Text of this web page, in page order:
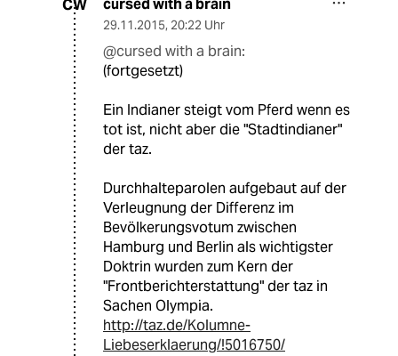
CW cursed with a brain
29.11.2015, 20:22 Uhr
@cursed with a brain:
(fortgesetzt)
Ein Indianer steigt vom Pferd wenn es
tot ist, nicht aber die "Stadtindianer"
der taz.
Durchhalteparolen aufgebaut auf der
Verleugnung der Differenz im
Bevölkerungsvotum zwischen
Hamburg und Berlin als wichtigster
Doktrin wurden zum Kern der
"Frontberichterstattung" der taz in
Sachen Olympia.
http://taz.de/Kolumne-
Liebeserklaerung/!5016750/